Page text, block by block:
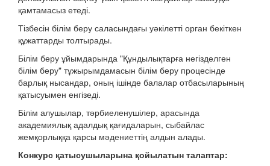
қамтамасыз етеді.
Тізбесін білім беру саласындағы уәкілетті орган бекіткен
құжаттарды толтырады.
Білім беру ұйымдарында "Құндылықтарға негізделген
білім беру" тұжырымдамасын білім беру процесінде
барлық нысандар, оның ішінде балалар отбасыларының
қатысуымен енгізеді.
Білім алушылар, тәрбиеленушілер, арасында
академиялық адалдық қағидаларын, сыбайлас
жемқорлыққа қарсы мәдениеттің алдын алады.
Конкурс қатысушыларына қойылатын талаптар: